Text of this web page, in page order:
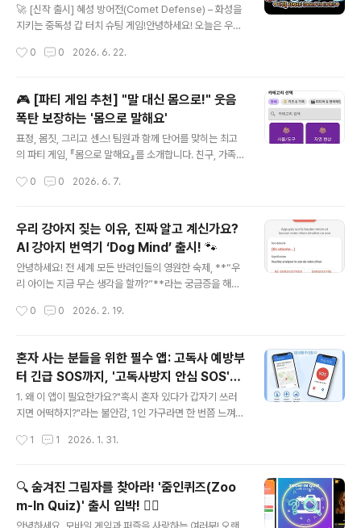
오늘 하루를 단단하게 만들어 줄 '한마디'에 집중해 보세요.
🙋 이런 분들께 강력히 추천해요아침을 여는 짧고 확실한
의미를 새기고 싶은 분스마트폰 잠금화면을 의미 있는 문
🚀 [신작 출시] 혜성 방어전(Comet Defense) – 화성을
지키는 중독성 갑 터치 슈팅 게임!안녕하세요! 오늘은 우주
즐길 만한 킬링타임용 모바일 게임을 찾는 분들을 위해 따
로 막아내세요!"은 화성 기지를 배경으로 쏟아지는 혜성을
격추하고 기지를 지켜내는 모바일 캐주얼 방어 슈팅 게임
입니다. 어떤 매력이 있는지 지금부터 자세히 소개해 드릴
게요!☄️ 은 어떤 게임인가요?한마디로 정리하면 "터치로
슈팅 게임"입니다.장르: 캐주얼 액션 / 방어(디펜스) / 터치
0 0 2026. 6. 22.
🎮 [파티 게임 추천] "말 대신 몸으로!" 웃음
폭탄 보장하는 '몸으로 말해요'
표정, 몸짓, 그리고 센스! 팀원과 함께 단어를 맞히는 최고
의 파티 게임, 『몸으로 말해요』를 소개합니다. 친구, 가족,
분위기가 후끈 달아오릅니다!💡 말은 줄이고, 표현은 키우
만 단어를 표현하고, 팀원들이 제한 시간 내에 정답을 맞히
는 텐션 업(Up) 파티 게임입니다.별도의 준비물도 필요 없
습니다. 그저 스마트폰에서 앱만 켜면 준비 끝! 언제 어디서
나 바로 시작할 수 있는 초간단 레크레이션의 신세계가 펼
쳐집니다.✨ 이런 분들께 강력 추천합니다!파티·MT·동아
초면 이해 완료!)화목한 우리 가족: 아이와 부모가 함께 배
0 0 2026. 6. 7.
우리 강아지 짖는 이유, 진짜 알고 계신가요?
AI 강아지 번역기 ‘Dog Mind’ 출시! 🐾
안녕하세요! 전 세계 모든 반려인들의 영원한 숙제, **“우
리 아이는 지금 무슨 생각을 할까?”**라는 궁금증을 해결
강아지가 갑자기 짖거나 낑낑거릴 때, 당황했던 경험 다들
[Dog Mind]**와 함께라면 더 깊은 대화가 가능해집니
다!🐶 “멍멍!”이 다 같은 “멍멍!”이 아니다?강아지의 짖음
에는 수만 가지 감정이 담겨 있습니다. 배가 고픈 건지, 어
디가 아픈 건지, 아니면 단순히 놀고 싶은 건지 구분하기 어
려울 때가 많죠.Dog Mind는 인공지능 분석을 통해 강아
오고 있어요! 조심하세요!”요구: “배고파요, 밥 주세요!” 혹
0 0 2026. 2. 19.
혼자 사는 분들을 위한 필수 앱: 고독사 예방부
터 긴급 SOS까지, '고독사방지 안심 SOS'가
지켜드립니다.
1. 왜 이 앱이 필요한가요?"혹시 혼자 있다가 갑자기 쓰러
지면 어떡하지?"라는 불안감, 1인 가구라면 한 번쯤 느껴보
가슴이 철렁했던 경험도 있으실 겁니다.이러한 걱정을 해
개합니다. 단순히 문자를 보내는 앱이 아니라, 당신의 생명
을 지키는 '디지털 보호자'입니다. 다운로드 바로가기2. 핵
심 기능 4가지① 24시간 무활동 감지 (고독사 방지)일정
1 1 2026. 1. 31.
🔍 숨겨진 그림자를 찾아라! '줌인퀴즈(Zoo
m-In Quiz)' 출시 임박! 🕵️‍♀️